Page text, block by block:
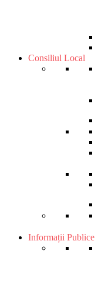
Consiliul Local
Informații Publice